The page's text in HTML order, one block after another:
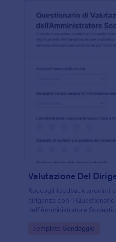
Raccogli feedback anonimi
dirigenza con il
dell’Amministratore
comunicazione, leadership
Go to Category:
Template Sondaggio